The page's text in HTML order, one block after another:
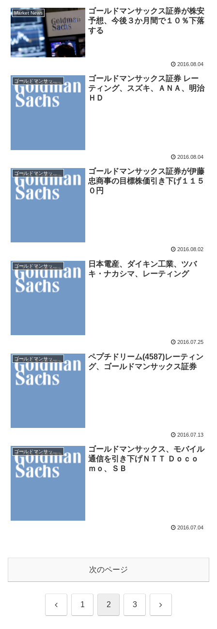
Market News
ゴールドマンサックス証券が株安
予想、今後３か月間で１０％下落
する
2016.08.04
ゴールドマンサックス証券 レー
ティング、スズキ、ＡＮＡ、明治
ＨＤ
2016.08.04
ゴールドマンサックス証券
ゴールドマンサックス証券が伊藤
忠商事の目標株価引き下げ１１５
０円
2016.08.02
ゴールドマンサックス証券
日本電産、ダイキン工業、ツバ
キ・ナカシマ、レーティング
2016.07.25
ペプチドリーム(4587)レーティン
グ、ゴールドマンサックス証券
2016.07.13
ゴールドマンサックス、モバイル
通信を引き下げＮＴＴ Ｄｏｃｏ
ｍｏ、ＳＢ
2016.07.04
次のページ
前 1 2 3 次